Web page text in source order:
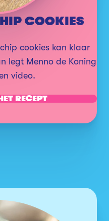
COOKIES
cookies kan klaar
legt Menno de Koning
video.
RECEPT